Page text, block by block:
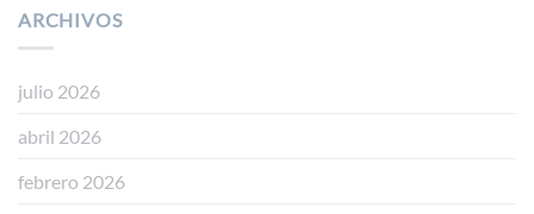
ARCHIVOS
julio 2026
abril 2026
febrero 2026